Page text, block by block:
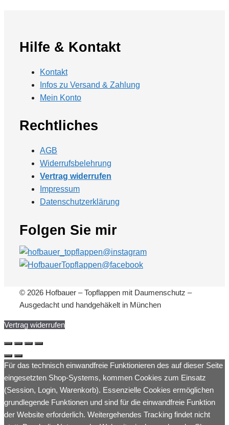
Hilfe & Kontakt
Kontakt
Infos zu Versand & Zahlung
Mein Konto
Rechtliches
AGB
Widerrufsbelehrung
Vertrag widerrufen
Impressum
Datenschutzerklärung
Folgen Sie mir
© 2026 Hofbauer – Topflappen mit Daumenschutz –
Ausgedacht und handgehäkelt in München
Vertrag widerrufen
Für das technisch einwandfreie Funktionieren des auf dieser Seite
eingesetzten Shop-Systems, kommen Cookies zum Einsatz
(Session, Login, Warenkorb). Essenzielle Cookies ermöglichen
grundlegende Funktionen und sind für die einwandfreie Funktion
der Website erforderlich. Weitergehendes Tracking findet nicht